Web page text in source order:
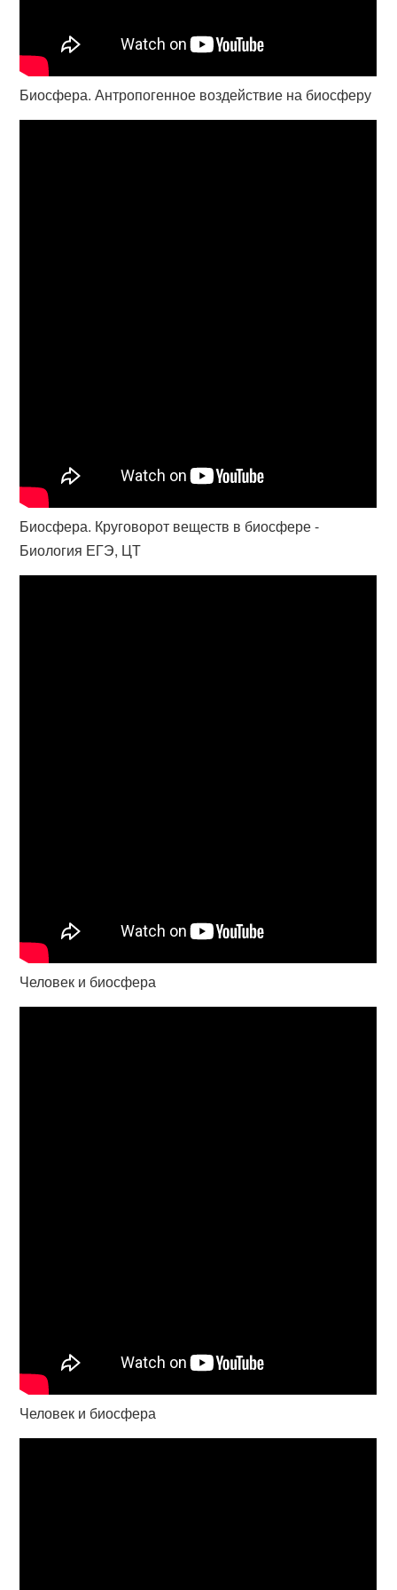
Биосфера. Антропогенное воздействие на биосферу
Биосфера. Круговорот веществ в биосфере -
Биология ЕГЭ, ЦТ
Человек и биосфера
Человек и биосфера